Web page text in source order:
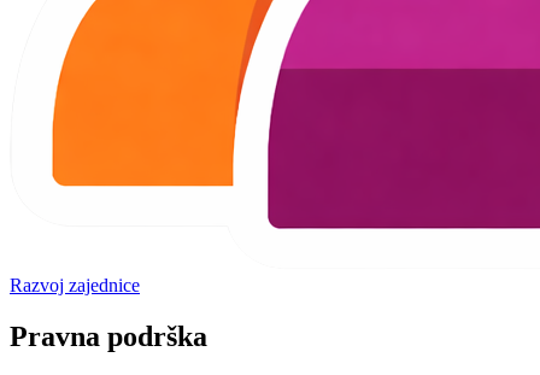
Razvoj zajednice
Pravna podrška